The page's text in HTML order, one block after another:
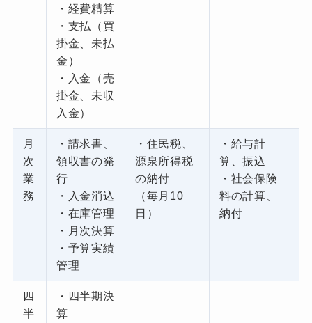
・経費精算
・支払（買
掛金、未払
金）
・入金（売
掛金、未収
入金）
月
次
業
務
・請求書、
領収書の発
行
・入金消込
・在庫管理
・月次決算
・予算実績
管理
・住民税、
源泉所得税
の納付
（毎月10
日）
・給与計
算、振込
・社会保険
料の計算、
納付
四
半
・四半期決
算